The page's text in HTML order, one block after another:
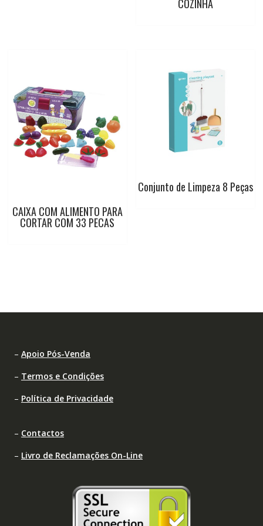
COZINHA
CAIXA COM ALIMENTO PARA
CORTAR COM 33 PECAS
Conjunto de Limpeza 8 Peças
– Apoio Pós-Venda
– Termos e Condições
– Política de Privacidade
– Contactos
– Livro de Reclamações On-Line